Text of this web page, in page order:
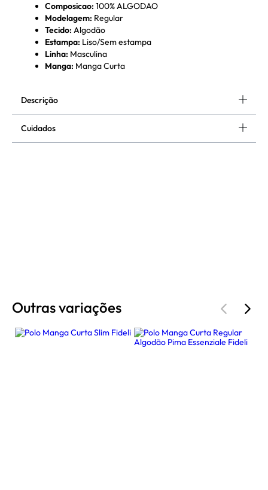
Composicao: 100% ALGODAO
Modelagem: Regular
Tecido: Algodão
Estampa: Liso/Sem estampa
Linha: Masculina
Manga: Manga Curta
Descrição
Cuidados
Outras variações